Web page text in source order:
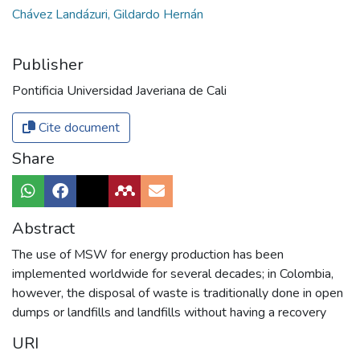
Chávez Landázuri, Gildardo Hernán
Publisher
Pontificia Universidad Javeriana de Cali
Cite document
Share
Abstract
The use of MSW for energy production has been
implemented worldwide for several decades; in Colombia,
however, the disposal of waste is traditionally done in open
dumps or landfills and landfills without having a recovery
URI